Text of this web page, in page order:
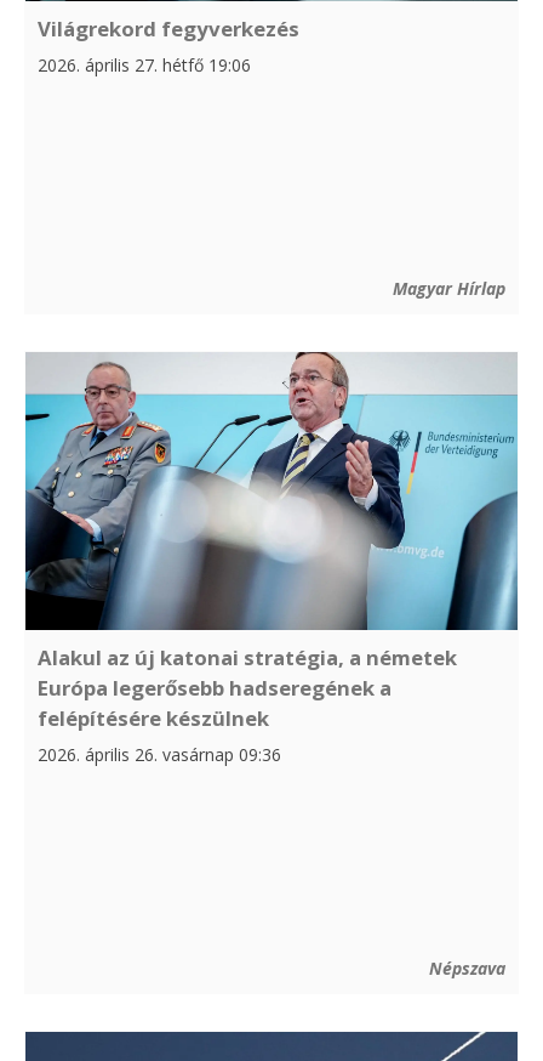
Világrekord fegyverkezés
2026. április 27. hétfő 19:06
Magyar Hírlap
Alakul az új katonai stratégia, a németek
Európa legerősebb hadseregének a
felépítésére készülnek
2026. április 26. vasárnap 09:36
Népszava